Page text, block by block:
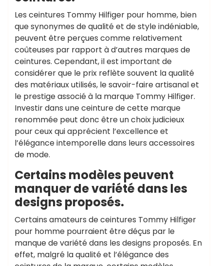
Les ceintures Tommy Hilfiger pour homme, bien
que synonymes de qualité et de style indéniable,
peuvent être perçues comme relativement
coûteuses par rapport à d’autres marques de
ceintures. Cependant, il est important de
considérer que le prix reflète souvent la qualité
des matériaux utilisés, le savoir-faire artisanal et
le prestige associé à la marque Tommy Hilfiger.
Investir dans une ceinture de cette marque
renommée peut donc être un choix judicieux
pour ceux qui apprécient l’excellence et
l’élégance intemporelle dans leurs accessoires
de mode.
Certains modèles peuvent
manquer de variété dans les
designs proposés.
Certains amateurs de ceintures Tommy Hilfiger
pour homme pourraient être déçus par le
manque de variété dans les designs proposés. En
effet, malgré la qualité et l’élégance des